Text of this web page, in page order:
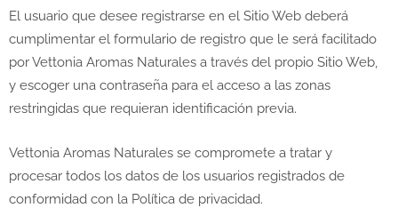
El usuario que desee registrarse en el Sitio Web deberá
cumplimentar el formulario de registro que le será facilitado
por Vettonia Aromas Naturales a través del propio Sitio Web,
y escoger una contraseña para el acceso a las zonas
restringidas que requieran identificación previa.
Vettonia Aromas Naturales se compromete a tratar y
procesar todos los datos de los usuarios registrados de
conformidad con la Política de privacidad.